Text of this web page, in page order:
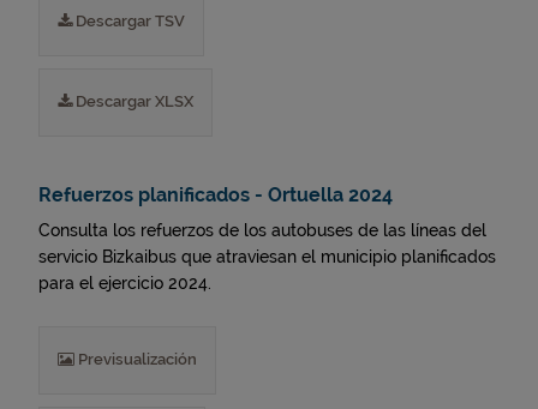
Descargar TSV
Descargar XLSX
Refuerzos planificados - Ortuella 2024
Consulta los refuerzos de los autobuses de las líneas del
servicio Bizkaibus que atraviesan el municipio planificados
para el ejercicio 2024.
Previsualización